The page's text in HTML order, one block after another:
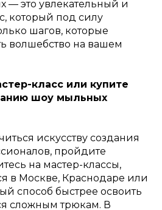
— это увлекательный и
который под силу
шагов, которые
волшебство на вашем
класс или купите
шоу мыльных
искусству создания
пройдите
на мастер-классы,
в Москве, Краснодаре или
способ быстрее освоить
сложным трюкам. В